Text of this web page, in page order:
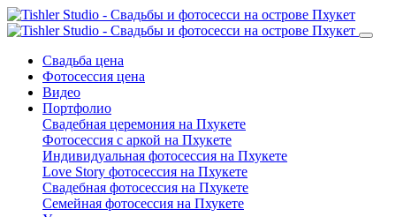
Свадьба цена
Фотосессия цена
Видео
Портфолио
Свадебная церемония на Пхукете
Фотосессия с аркой на Пхукете
Индивидуальная фотосессия на Пхукете
Love Story фотосессия на Пхукете
Свадебная фотосессия на Пхукете
Семейная фотосессия на Пхукете